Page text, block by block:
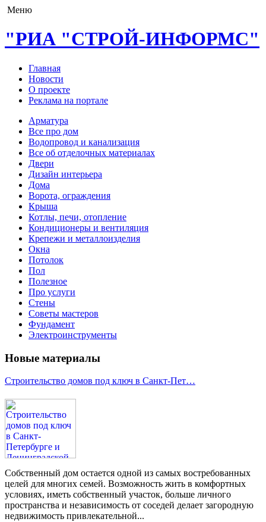
Меню
"РИА "СТРОЙ-ИНФОРМС"
Главная
Новости
О проекте
Реклама на портале
Арматура
Все про дом
Водопровод и канализация
Все об отделочных материалах
Двери
Дизайн интерьера
Дома
Ворота, ограждения
Крыша
Котлы, печи, отопление
Кондиционеры и вентиляция
Крепежи и металлоизделия
Окна
Потолок
Пол
Полезное
Про услуги
Стены
Советы мастеров
Фундамент
Электроинструменты
Новые материалы
Строительство домов под ключ в Санкт-Пет…
Собственный дом остается одной из самых востребованных
целей для многих семей. Возможность жить в комфортных
условиях, иметь собственный участок, больше личного
пространства и независимость от соседей делает загородную
недвижимость привлекательной...